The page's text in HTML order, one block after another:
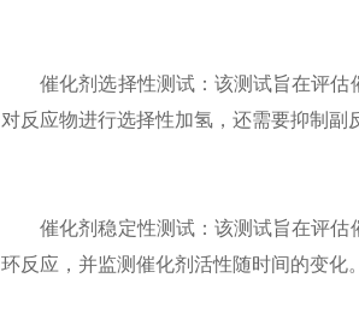
催化剂选择性测试：该测试旨在评估
对反应物进行选择性加氢，还需要抑制副
催化剂稳定性测试：该测试旨在评估
环反应，并监测催化剂活性随时间的变化。